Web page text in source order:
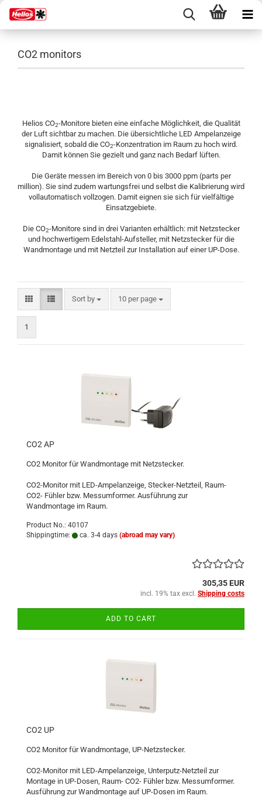
CO2 monitors
Helios CO2-Monitore bieten eine einfache Möglichkeit, die Qualität
der Luft sichtbar zu machen. Die übersichtliche LED Ampelanzeige
signalisiert, sobald die CO2-Konzentration im Raum zu hoch wird.
Damit können Sie gezielt und ganz nach Bedarf lüften.
Die Geräte messen im Bereich von 0 bis 3000 ppm (parts per
million). Sie sind zudem wartungsfrei und selbst die Kalibrierung wird
vollautomatisch vollzogen. Damit eignen sie sich für vielfältige
Einsatzgebiete.
Die CO2-Monitore sind in drei Varianten erhältlich: mit Netzstecker
und hochwertigem Edelstahl-Aufsteller, mit Netzstecker für die
Wandmontage und mit Netzteil zur Installation auf einer UP-Dose.
Sort by
Sort by 10 per page
per page
1
CO2 AP
CO2 Monitor für Wandmontage mit Netzstecker.
CO2-Monitor mit LED-Ampelanzeige, Stecker-Netzteil, Raum-
CO2- Fühler bzw. Messumformer. Ausführung zur
Wandmontage im Raum.
Product No.: 40107
Shippingtime:
ca. 3-4 days (abroad may vary)
305,35 EUR
incl. 19% tax excl. Shipping costs
ADD TO CART
CO2 UP
CO2 Monitor für Wandmontage, UP-Netzstecker.
CO2-Monitor mit LED-Ampelanzeige, Unterputz-Netzteil zur
Montage in UP-Dosen, Raum- CO2- Fühler bzw. Messumformer.
Ausführung zur Wandmontage auf UP-Dosen im Raum.